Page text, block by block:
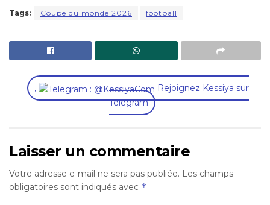
Tags: Coupe du monde 2026 football
,
Rejoignez Kessiya sur
Télégram
Laisser un commentaire
Votre adresse e-mail ne sera pas publiée. Les champs
obligatoires sont indiqués avec *